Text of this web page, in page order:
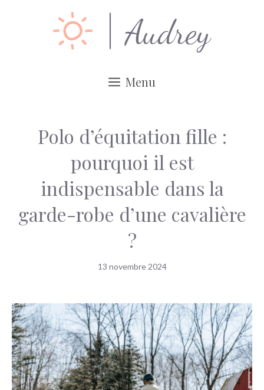
Menu
Polo d’équitation fille :
pourquoi il est
indispensable dans la
garde-robe d’une cavalière
?
13 novembre 2024